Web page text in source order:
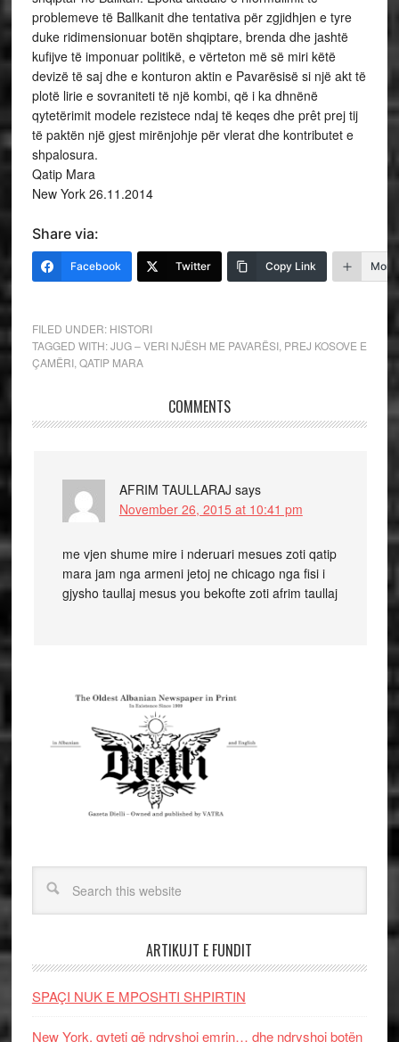
problemeve të Ballkanit dhe tentativa për zgjidhjen e tyre
duke ridimensionuar botën shqiptare, brenda dhe jashtë
kufijve të imponuar politikë, e vërteton më së miri këtë
devizë të saj dhe e konturon aktin e Pavarësisë si një akt të
plotë lirie e sovraniteti të një kombi, që i ka dhnënë
qytetërimit modele rezistece ndaj të keqes dhe prêt prej tij
të paktën një gjest mirënjohje për vlerat dhe kontributet e
shpalosura.
Qatip Mara
New York 26.11.2014
Share via:
Facebook Twitter Copy Link More
FILED UNDER: HISTORI
TAGGED WITH:JUG – VERI NJËSH ME PAVARËSI, PREJ KOSOVE E
ÇAMËRI, QATIP MARA
COMMENTS
AFRIM TAULLARAJ says
November 26, 2015 at 10:41 pm
me vjen shume mire i nderuari mesues zoti qatip
mara jam nga armeni jetoj ne chicago nga fisi i
gjysho taullaj mesus you bekofte zoti afrim taullaj
ARTIKUJT E FUNDIT
SPAÇI NUK E MPOSHTI SHPIRTIN
New York, qyteti që ndryshoi emrin… dhe ndryshoi botën